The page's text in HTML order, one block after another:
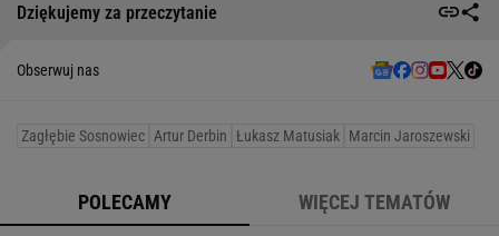
Dziękujemy za przeczytanie
Obserwuj nas
Zagłębie Sosnowiec Artur Derbin Łukasz Matusiak Marcin Jaroszewski
POLECAMY WIĘCEJ TEMATÓW